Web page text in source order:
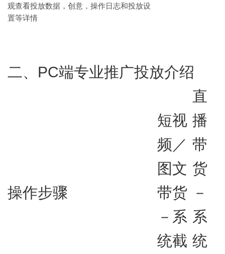
观查看投放数据，创意，操作日志和投放设
置等详情
二、PC端专业推广投放介绍
操作步骤
短视
频／
图文
带货
－系
统截
直
播
带
货
－
系
统